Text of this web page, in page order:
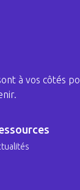
à vos côtés